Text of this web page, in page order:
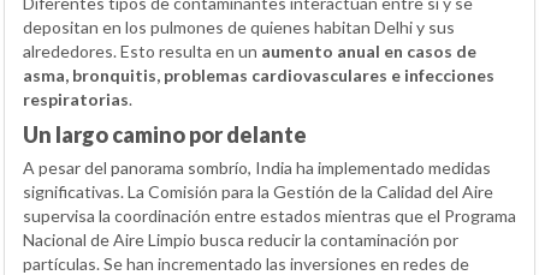
depositan en los pulmones de quienes habitan Delhi y sus
alrededores. Esto resulta en un aumento anual en casos de
asma, bronquitis, problemas cardiovasculares e infecciones
respiratorias.
Un largo camino por delante
A pesar del panorama sombrío, India ha implementado medidas
significativas. La Comisión para la Gestión de la Calidad del Aire
supervisa la coordinación entre estados mientras que el Programa
Nacional de Aire Limpio busca reducir la contaminación por
partículas. Se han incrementado las inversiones en redes de